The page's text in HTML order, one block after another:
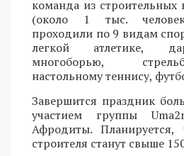
команда из строительных
(около 1 тыс.
проходили по 9 видам
легкой атлетике,
многоборью,
настольному теннису,
Завершится праздник
участием группы
Афродиты.
строителя станут свыше